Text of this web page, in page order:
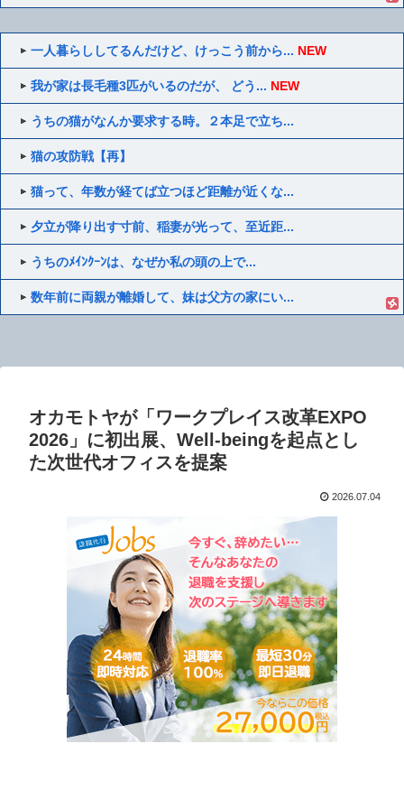
一人暮らししてるんだけど、けっこう前から... NEW
我が家は長毛種3匹がいるのだが、 どう... NEW
うちの猫がなんか要求する時。２本足で立ち...
猫の攻防戦【再】
猫って、年数が経てば立つほど距離が近くな...
夕立が降り出す寸前、稲妻が光って、至近距...
うちのﾒｲﾝｸｰﾝは、なぜか私の頭の上で...
数年前に両親が離婚して、妹は父方の家にい...
オカモトヤが「ワークプレイス改革EXPO
2026」に初出展、Well-beingを起点とし
た次世代オフィスを提案
2026.07.04